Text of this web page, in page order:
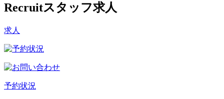
Recruitスタッフ求人
求人
予約状況